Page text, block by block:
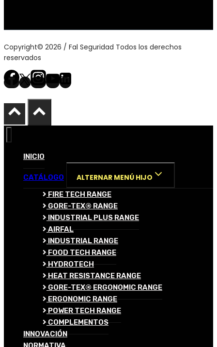
Copyright© 2026 / Fal Seguridad Todos los derechos
reservados
INICIO
CATÁLOGO ALTERNAR MENÚ HIJO
FIRE TECH RANGE
GORE-TEX® RANGE
INDUSTRIAL PLUS RANGE
AIRFAL
INDUSTRIAL RANGE
FOOD TECH RANGE
HYDROTECH
HEAT RESISTANCE RANGE
GORE-TEX® ERGONOMIC RANGE
ERGONOMIC RANGE
POWER TECH RANGE
COMPLEMENTOS
INNOVACIÓN